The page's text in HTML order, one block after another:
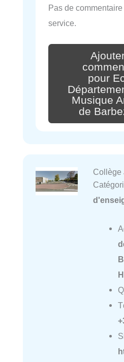
Pas de
service.
pour
Musique
de
Collège